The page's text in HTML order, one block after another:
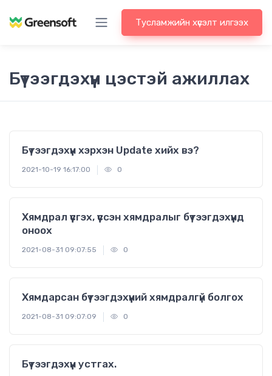
Тусламжийн хүсэлт илгээх
Бүтээгдэхүүн цэстэй ажиллах
Бүтээгдэхүүн хэрхэн Update хийх вэ?
2021-10-19 16:17:00 0
Хямдрал үүсгэх, үүссэн хямдралыг бүтээгдэхүүнд
оноох
2021-08-31 09:07:55 0
Хямдарсан бүтээгдэхүүний хямдралгүй болгох
2021-08-31 09:07:09 0
Бүтээгдэхүүн устгах.